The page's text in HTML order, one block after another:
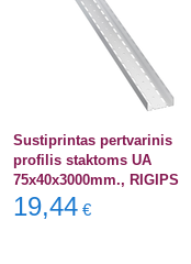
Sustiprintas pertvarinis
profilis staktoms UA
75x40x3000mm., RIGIPS
19,44 €